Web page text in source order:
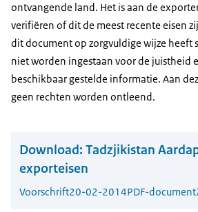
ontvangende land. Het is aan de
verifiëren of dit de meest recente eisen
dit document op zorgvuldige wijze heeft
niet worden ingestaan voor de juistheid
beschikbaar gestelde informatie. Aan
geen rechten worden ontleend.
Download: Tadzjikistan
exporteisen
Voorschrift20-02-2014PDF-document